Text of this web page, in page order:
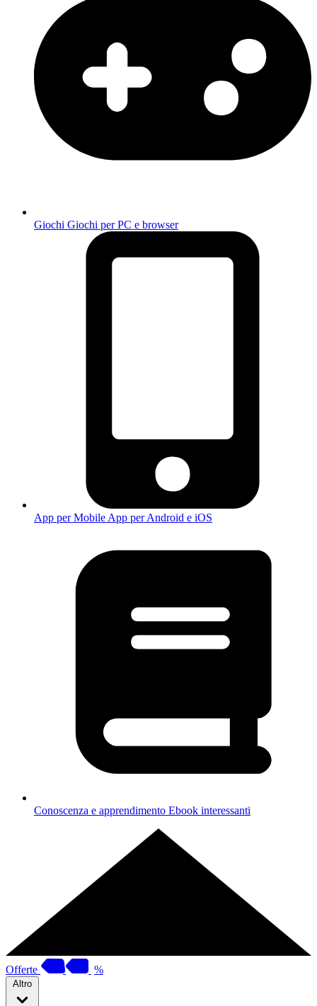
Giochi Giochi per PC e browser
App per Mobile App per Android e iOS
Conoscenza e apprendimento Ebook interessanti
Offerte %
Altro